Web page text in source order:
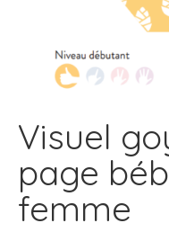
Visuel
page
femme